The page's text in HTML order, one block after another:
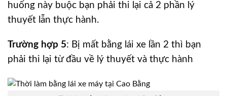
huống này buộc bạn phải thi lại cả 2 phần lý
thuyết lẫn thực hành.
Trường hợp 5: Bị mất bằng lái xe lần 2 thì bạn
phải thi lại từ đầu về lý thuyết và thực hành